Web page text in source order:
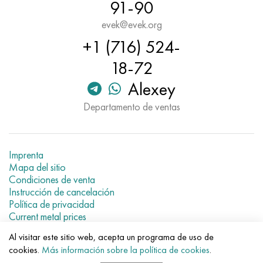
91-90
evek@evek.org
+1 (716) 524-
18-72
Alexey
Departamento de ventas
Imprenta
Mapa del sitio
Condiciones de venta
Instrucción de cancelación
Política de privacidad
Current metal prices
© 2007–2026 «Evek GmbH»
El uso de los materiales de la web sin enlaces directos para el
Al visitar este sitio web, acepta un programa de uso de
cookies. Más información sobre la política de cookies.